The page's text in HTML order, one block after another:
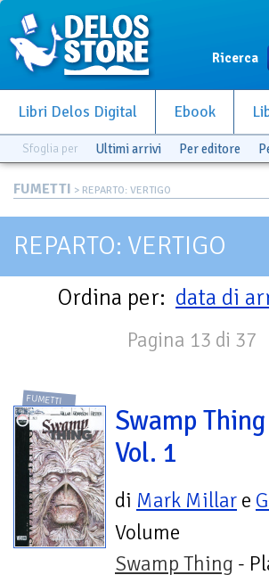
Ricerca
Libri Delos Digital Ebook
Sfoglia per Ultimi arrivi Per editore
FUMETTI > REPARTO: VERTIGO
REPARTO: VERTIGO
Ordina per: data di
Pagina 13 di 37
FUMETTI
Swamp
Vol. 1
di Mark Millar e
Volume
Swamp Thing -